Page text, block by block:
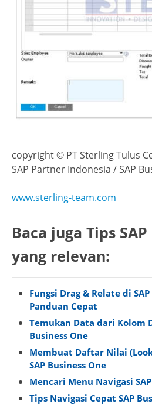
copyright © PT Sterling Tulus
SAP Partner Indonesia / SAP
www.sterling-team.com
Baca juga Tips
yang relevan:
Fungsi Drag & Relate di
Panduan Cepat
Temukan Data dari Kolom
Business One
Membuat Daftar Nilai
SAP Business One
Mencari Menu Navigasi
Tips Navigasi Cepat SAP